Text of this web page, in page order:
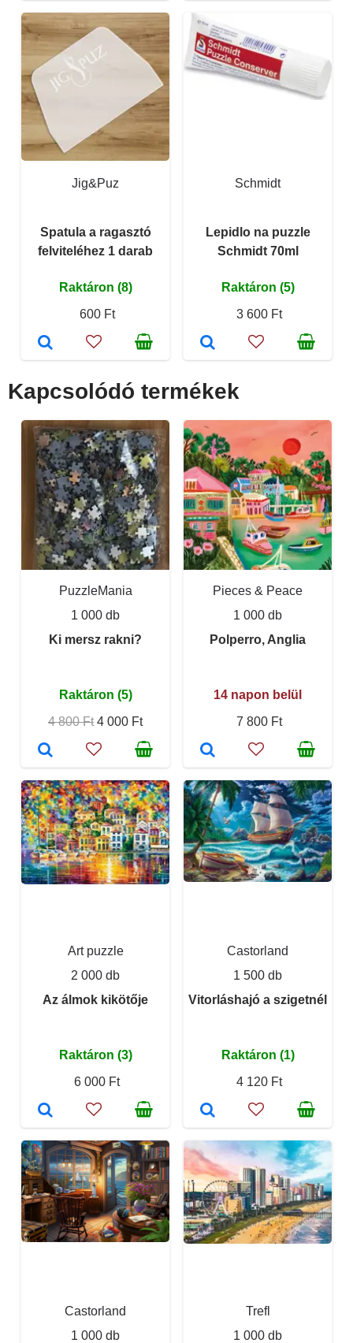
Jig&Puz
Spatula a ragasztó
felviteléhez 1 darab
Raktáron (8)
600 Ft
Schmidt
Lepidlo na puzzle
Schmidt 70ml
Raktáron (5)
3 600 Ft
Kapcsolódó termékek
PuzzleMania
1 000 db
Ki mersz rakni?
Raktáron (5)
4 800 Ft 4 000 Ft
Pieces & Peace
1 000 db
Polperro, Anglia
14 napon belül
7 800 Ft
Art puzzle
2 000 db
Az álmok kikötője
Raktáron (3)
6 000 Ft
Castorland
1 500 db
Vitorláshajó a szigetnél
Raktáron (1)
4 120 Ft
Castorland
1 000 db
Trefl
1 000 db